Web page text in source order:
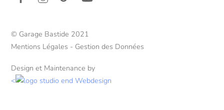
© Garage Bastide 2021
Mentions Légales - Gestion des Données
Design et Maintenance by
<